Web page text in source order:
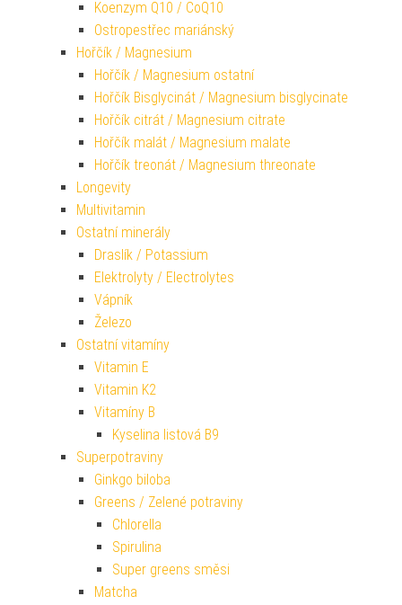
Koenzym Q10 / CoQ10
Ostropestřec mariánský
Hořčík / Magnesium
Hořčík / Magnesium ostatní
Hořčík Bisglycinát / Magnesium bisglycinate
Hořčík citrát / Magnesium citrate
Hořčík malát / Magnesium malate
Hořčík treonát / Magnesium threonate
Longevity
Multivitamin
Ostatní minerály
Draslík / Potassium
Elektrolyty / Electrolytes
Vápník
Železo
Ostatní vitamíny
Vitamin E
Vitamin K2
Vitamíny B
Kyselina listová B9
Superpotraviny
Ginkgo biloba
Greens / Zelené potraviny
Chlorella
Spirulina
Super greens směsi
Matcha